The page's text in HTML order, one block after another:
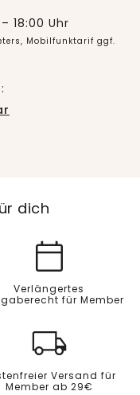
18:00 Uhr
Mobilfunktarif ggf.
dich
Verlängertes
für Member
Versand für
Member ab 29€